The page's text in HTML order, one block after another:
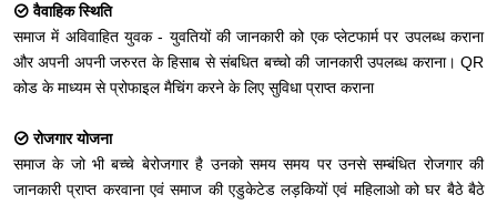
वैवाहिक स्थिति
समाज में अविवाहित युवक - युवतियों की जानकारी को एक प्लेटफार्म पर उपलब्ध कराना
और अपनी अपनी जरुरत के हिसाब से संबधित बच्चो की जानकारी उपलब्ध कराना। QR
कोड के माध्यम से प्रोफाइल मैचिंग करने के लिए सुविधा प्राप्त कराना
रोजगार योजना
समाज के जो भी बच्चे बेरोजगार है उनको समय समय पर उनसे सम्बंधित रोजगार की
जानकारी प्राप्त करवाना एवं समाज की एडुकेटेड लड़कियों एवं महिलाओ को घर बैठे बैठे